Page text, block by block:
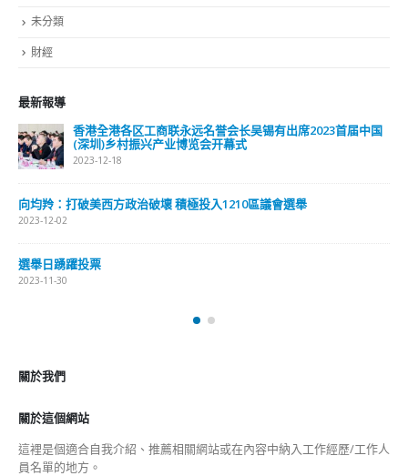
未分類
財經
最新報導
香港全港各区工商联永远名誉会长吴锡有出席2023首届中国
(深圳)乡村振兴产业博览会开幕式
2023-12-18
向均羚：打破美西方政治破壞 積極投入1210區議會選舉
2023-12-02
選舉日踴躍投票
2023-11-30
關於我們
關於這個網站
這裡是個適合自我介紹、推薦相關網站或在內容中納入工作經歷/工作人
員名單的地方。